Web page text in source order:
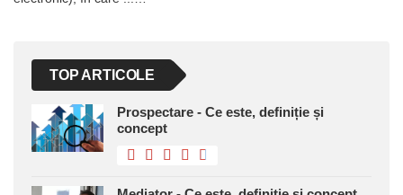
electronic), în care ...…
Prospectare - Ce este, definiție și
concept